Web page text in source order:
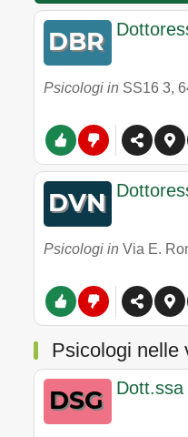
Psicologi in SS16 3,
Psicologi in Via E.
Psicologi nelle